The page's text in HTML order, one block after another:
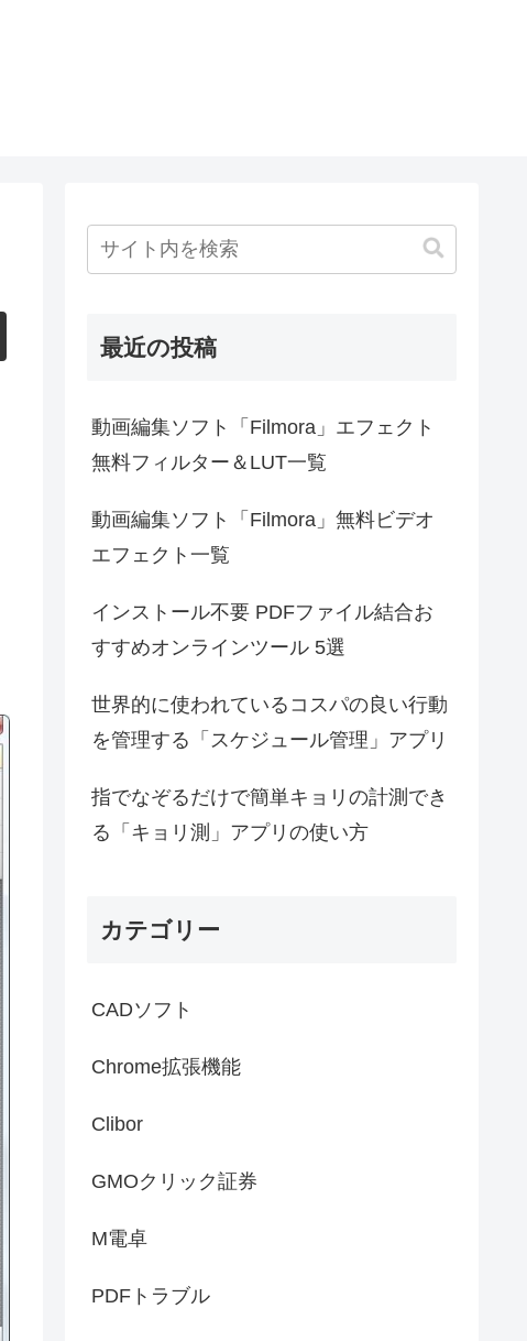
最近の投稿
動画編集ソフト「Filmora」エフェクト
無料フィルター＆LUT一覧
動画編集ソフト「Filmora」無料ビデオ
エフェクト一覧
インストール不要 PDFファイル結合お
すすめオンラインツール 5選
世界的に使われているコスパの良い行動
を管理する「スケジュール管理」アプリ
指でなぞるだけで簡単キョリの計測でき
る「キョリ測」アプリの使い方
カテゴリー
CADソフト
Chrome拡張機能
Clibor
GMOクリック証券
M電卓
PDFトラブル